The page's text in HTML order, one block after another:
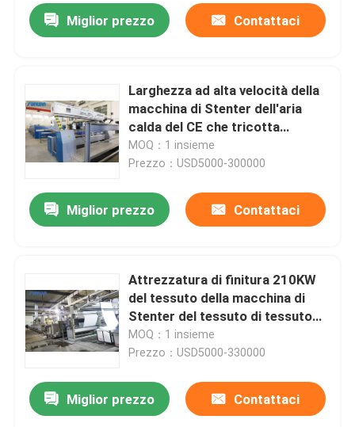
Miglior prezzo Contattaci
Larghezza ad alta velocità della
macchina di Stenter dell'aria
calda del CE che tricotta
tessuto che finisce 2400mm
MOQ：1 insieme
Prezzo：USD5000-300000
Miglior prezzo Contattaci
Attrezzatura di finitura 210KW
del tessuto della macchina di
Stenter del tessuto di tessuto
della casa 50HZ
MOQ：1 insieme
Prezzo：USD5000-330000
Miglior prezzo Contattaci